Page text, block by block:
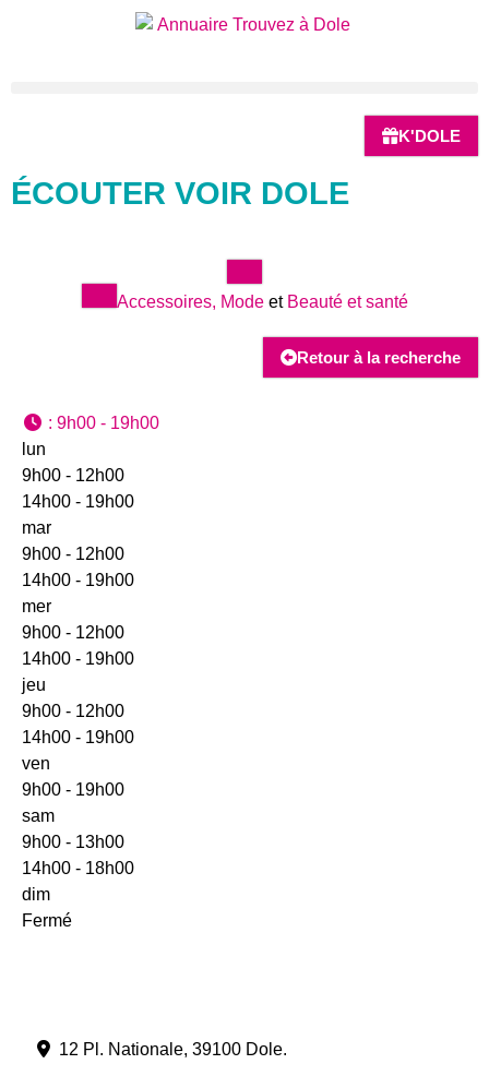
K'DOLE
ÉCOUTER VOIR DOLE
Accessoires, Modeet Beauté et santé
Retour à la recherche
: 9h00 - 19h00
lun
9h00 - 12h00
14h00 - 19h00
mar
9h00 - 12h00
14h00 - 19h00
mer
9h00 - 12h00
14h00 - 19h00
jeu
9h00 - 12h00
14h00 - 19h00
ven
9h00 - 19h00
sam
9h00 - 13h00
14h00 - 18h00
dim
Fermé
12 Pl. Nationale, 39100 Dole.